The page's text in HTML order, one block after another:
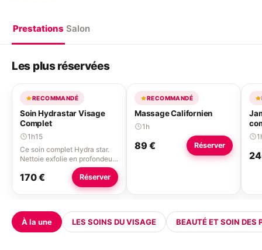
Prestations Salon
Les plus réservées
RECOMMANDÉ
Soin Hydrastar Visage
Complet
1h15
Ce soin complet Hydra star.
Nettoie exfolie en profondeur,
hydrate repulpe la peau,
raffermit et améliore la
tonicité Un éclat immédiat
une peau repulpee et une
séance.
170 € Réserver
RECOMMANDÉ
Massage Californien
1h
89 € Réserver
À la une LES SOINS DU VISAGE BEAUTÉ ET SOIN DES